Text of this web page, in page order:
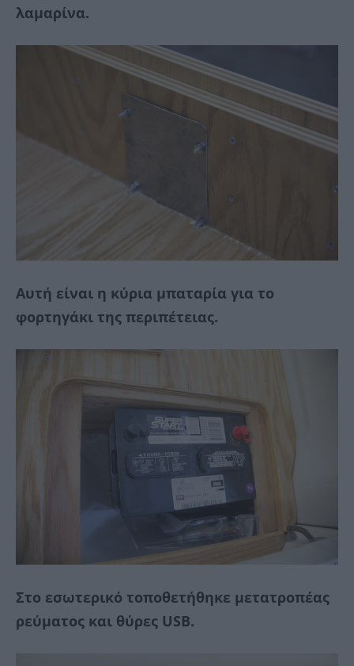
λαμαρίνα.
Αυτή είναι η κύρια μπαταρία για το
φορτηγάκι της περιπέτειας.
Στο εσωτερικό τοποθετήθηκε μετατροπέας
ρεύματος και θύρες USB.